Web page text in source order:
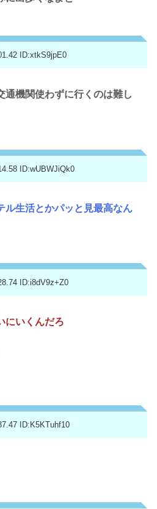
ID:xtkS9jpE0
通機関使わずに行くのは難し
ID:wUBWJiQk0
ル生活とかパッと見最高なん
ID:i8dV9z+Z0
にいくんだろ
ID:K5KTuhf10